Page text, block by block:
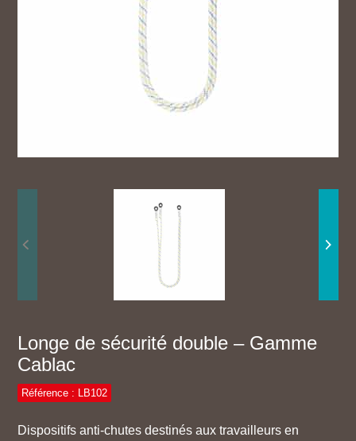
Longe de sécurité double – Gamme
Cablac
Référence : LB102
Dispositifs anti-chutes destinés aux travailleurs en